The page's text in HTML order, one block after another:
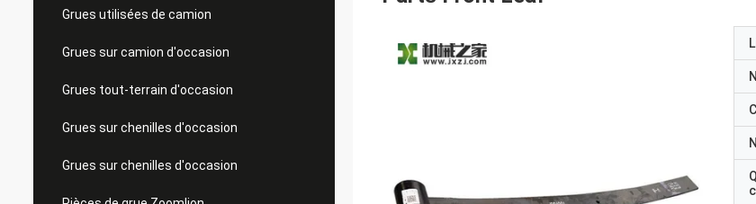
Grues utilisées de camion
Grues sur camion d'occasion
Grues tout-terrain d'occasion
Grues sur chenilles d'occasion
Grues sur chenilles d'occasion